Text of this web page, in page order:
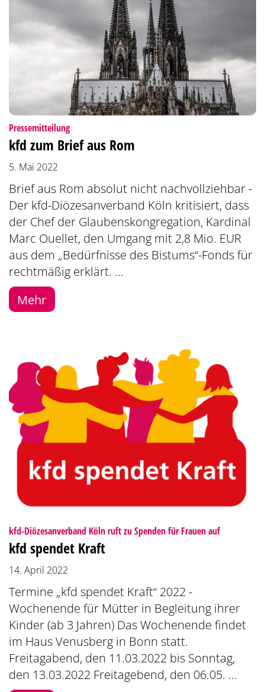
Pressemitteilung:
kfd zum Brief aus Rom
5. Mai 2022
Brief aus Rom absolut nicht nachvollziehbar -
Der kfd-Diözesanverband Köln kritisiert, dass
der Chef der Glaubenskongregation, Kardinal
Marc Ouellet, den Umgang mit 2,8 Mio. EUR
aus dem „Bedürfnisse des Bistums“-Fonds für
rechtmäßig erklärt. ...
Mehr
kfd-Diözesanverband Köln ruft zu Spenden für Frauen auf:
kfd spendet Kraft
14. April 2022
Termine „kfd spendet Kraft“ 2022 -
Wochenende für Mütter in Begleitung ihrer
Kinder (ab 3 Jahren) Das Wochenende findet
im Haus Venusberg in Bonn statt.
Freitagabend, den 11.03.2022 bis Sonntag,
den 13.03.2022 Freitagebend, den 06.05. ...